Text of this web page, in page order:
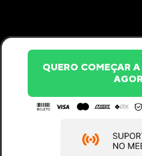
QUERO COMEÇAR